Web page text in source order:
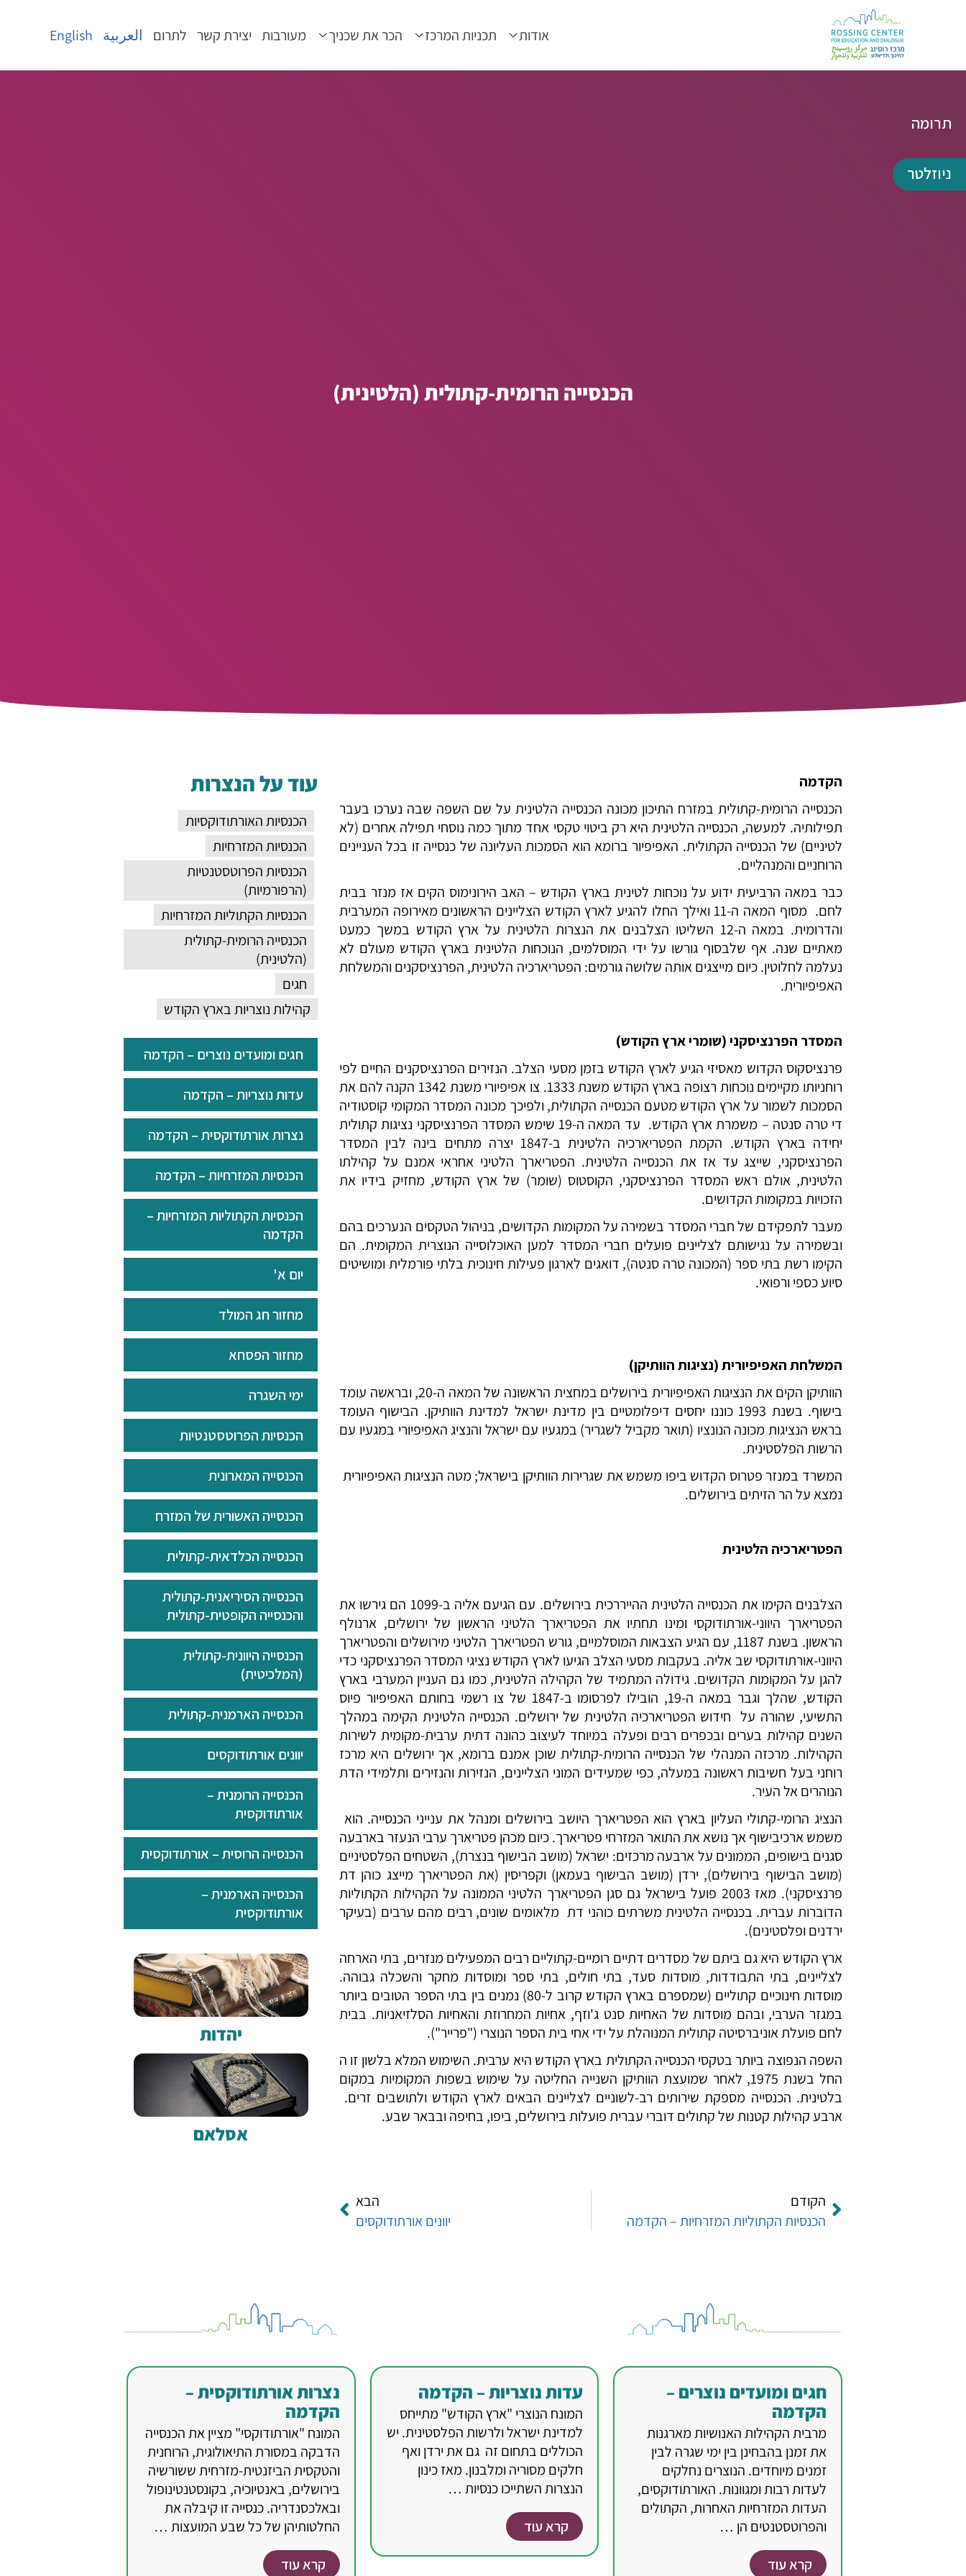
אודות תכניות המרכז הכר את שכניך מעורבות יצירת קשר לתרום العربية English
הכנסייה הרומית-קתולית (הלטינית)
הקדמה
הכנסייה הרומית-קתולית במזרח התיכון מכונה הכנסייה הלטינית על שם השפה שבה נערכו בעבר
תפילותיה. למעשה, הכנסייה הלטינית היא רק ביטוי טקסי אחד מתוך כמה נוסחי תפילה אחרים (לא
לטיניים) של הכנסייה הקתולית. האפיפיור ברומא הוא הסמכות העליונה של כנסייה זו בכל העניינים
הרוחניים והמנהליים.
כבר במאה הרביעית ידוע על נוכחות לטינית בארץ הקודש – האב הירונימוס הקים אז מנזר בבית
לחם. מסוף המאה ה-11 ואילך החלו להגיע לארץ הקודש הצליינים הראשונים מאירופה המערבית
והדרומית. במאה ה-12 השליטו הצלבנים את הנצרות הלטינית על ארץ הקודש במשך כמעט
מאתיים שנה. אף שלבסוף גורשו על ידי המוסלמים, הנוכחות הלטינית בארץ הקודש מעולם לא
נעלמה לחלוטין. כיום מייצגים אותה שלושה גורמים: הפטריארכיה הלטינית, הפרנציסקנים והמשלחת
האפיפיורית.
המסדר הפרנציסקני (שומרי ארץ הקודש)
פרנציסקוס הקדוש מאסיזי הגיע לארץ הקודש בזמן מסעי הצלב. הנזירים הפרנציסקנים החיים לפי
רוחניותו מקיימים נוכחות רצופה בארץ הקודש משנת 1333. צו אפיפיורי משנת 1342 הקנה להם את
הסמכות לשמור על ארץ הקודש מטעם הכנסייה הקתולית, ולפיכך מכונה המסדר המקומי קוסטודיה
די טרה סנטה – משמרת ארץ הקודש. עד המאה ה-19 שימש המסדר הפרנציסקני נציגות קתולית
יחידה בארץ הקודש. הקמת הפטריארכיה הלטינית ב-1847 יצרה מתחים בינה לבין המסדר
הפרנציסקני, שייצג עד אז את הכנסייה הלטינית. הפטריארך הלטיני אחראי אמנם על קהילתו
הלטינית, אולם ראש המסדר הפרנציסקני, הקוסטוס (שומר) של ארץ הקודש, מחזיק בידיו את
הזכויות במקומות הקדושים.
מעבר לתפקידם של חברי המסדר בשמירה על המקומות הקדושים, בניהול הטקסים הנערכים בהם
ובשמירה על נגישותם לצליינים פועלים חברי המסדר למען האוכלוסייה הנוצרית המקומית. הם
הקימו רשת בתי ספר (המכונה טרה סנטה), דואגים לארגון פעילות חינוכית בלתי פורמלית ומושיטים
סיוע כספי ורפואי.
המשלחת האפיפיורית (נציגות הוותיקן)
הוותיקן הקים את הנציגות האפיפיורית בירושלים במחצית הראשונה של המאה ה-20, ובראשה עומד
בישוף. בשנת 1993 כוננו יחסים דיפלומטיים בין מדינת ישראל למדינת הוותיקן. הבישוף העומד
בראש הנציגות מכונה הנונציו (תואר מקביל לשגריר) במגעיו עם ישראל והנציג האפיפיורי במגעיו עם
הרשות הפלסטינית.
המשרד במנזר פטרוס הקדוש ביפו משמש את שגרירות הוותיקן בישראל; מטה הנציגות האפיפיורית
נמצא על הר הזיתים בירושלים.
הפטריארכיה הלטינית
הצלבנים הקימו את הכנסייה הלטינית ההייררכית בירושלים. עם הגיעם אליה ב-1099 הם גירשו את
הפטריארך היווני-אורתודוקסי ומינו תחתיו את הפטריארך הלטיני הראשון של ירושלים, ארנולף
הראשון. בשנת 1187, עם הגיע הצבאות המוסלמיים, גורש הפטריארך הלטיני מירושלים והפטריארך
היווני-אורתודוקסי שב אליה. בעקבות מסעי הצלב הגיעו לארץ הקודש נציגי המסדר הפרנציסקני כדי
להגן על המקומות הקדושים. גידולה המתמיד של הקהילה הלטינית, כמו גם העניין המערבי בארץ
הקודש, שהלך וגבר במאה ה-19, הובילו לפרסומו ב-1847 של צו רשמי בחותם האפיפיור פיוס
התשיעי, שהורה על חידוש הפטריארכיה הלטינית של ירושלים. הכנסייה הלטינית הקימה במהלך
השנים קהילות בערים ובכפרים רבים ופעלה במיוחד לעיצוב כהונה דתית ערבית-מקומית לשירות
הקהילות. מרכזה המנהלי של הכנסייה הרומית-קתולית שוכן אמנם ברומא, אך ירושלים היא מרכז
רוחני בעל חשיבות ראשונה במעלה, כפי שמעידים המוני הצליינים, הנזירות והנזירים ותלמידי הדת
הנוהרים אל העיר.
הנציג הרומי-קתולי העליון בארץ הוא הפטריארך היושב בירושלים ומנהל את ענייני הכנסייה. הוא
משמש ארכיבישוף אך נושא את התואר המזרחי פטריארך. כיום מכהן פטריארך ערבי הנעזר בארבעה
סגנים בישופים, הממונים על ארבעה מרכזים: ישראל (מושב הבישוף בנצרת), השטחים הפלסטיניים
(מושב הבישוף בירושלים), ירדן (מושב הבישוף בעמאן) וקפריסין (את הפטריארך מייצג כוהן דת
פרנציסקני). מאז 2003 פועל בישראל גם סגן הפטריארך הלטיני הממונה על הקהילות הקתוליות
הדוברות עברית. בכנסייה הלטינית משרתים כוהני דת מלאומים שונים, רבים מהם ערבים (בעיקר
ירדנים ופלסטינים).
ארץ הקודש היא גם ביתם של מסדרים דתיים רומיים-קתוליים רבים המפעילים מנזרים, בתי הארחה
לצליינים, בתי התבודדות, מוסדות סעד, בתי חולים, בתי ספר ומוסדות מחקר והשכלה גבוהה.
מוסדות חינוכיים קתוליים (שמספרם בארץ הקודש קרוב ל-80) נמנים בין בתי הספר הטובים ביותר
במגזר הערבי, ובהם מוסדות של האחיות סנט ג'וזף, אחיות המחרוזת והאחיות הסלזיאניות. בבית
לחם פועלת אוניברסיטה קתולית המנוהלת על ידי אחי בית הספר הנוצרי ("פרייר").
השפה הנפוצה ביותר בטקסי הכנסייה הקתולית בארץ הקודש היא ערבית. השימוש המלא בלשון זו ה
החל בשנת 1975, לאחר שמועצת הוותיקן השנייה החליטה על שימוש בשפות המקומיות במקום
בלטינית. הכנסייה מספקת שירותים רב-לשוניים לצליינים הבאים לארץ הקודש ולתושבים זרים.
ארבע קהילות קטנות של קתולים דוברי עברית פועלות בירושלים, ביפו, בחיפה ובבאר שבע.
הקודם
הכנסיות הקתוליות המזרחיות – הקדמה
הבא
יוונים אורתודוקסים
עוד על הנצרות
הכנסיות האורתודוקסיות
הכנסיות המזרחיות
הכנסיות הפרוטסטנטיות
(הרפורמיות)
הכנסיות הקתוליות המזרחיות
הכנסייה הרומית-קתולית
(הלטינית)
חגים
קהילות נוצריות בארץ הקודש
חגים ומועדים נוצרים – הקדמה
עדות נוצריות – הקדמה
נצרות אורתודוקסית – הקדמה
הכנסיות המזרחיות – הקדמה
הכנסיות הקתוליות המזרחיות –
הקדמה
יום א'
מחזור חג המולד
מחזור הפסחא
ימי השגרה
הכנסיות הפרוטסטנטיות
הכנסייה המארונית
הכנסייה האשורית של המזרח
הכנסייה הכלדאית-קתולית
הכנסייה הסיריאנית-קתולית
והכנסייה הקופטית-קתולית
הכנסייה היוונית-קתולית
(המלכיטית)
הכנסייה הארמנית-קתולית
יוונים אורתודוקסים
הכנסייה הרומנית –
אורתודוקסית
הכנסייה הרוסית – אורתודוקסית
הכנסייה הארמנית –
אורתודוקסית
יהדות
אסלאם
חגים ומועדים נוצרים –
הקדמה
מרבית הקהילות האנושיות מארגנות
את זמנן בהבחינן בין ימי שגרה לבין
זמנים מיוחדים. הנוצרים נחלקים
לעדות רבות ומגוונות. האורתודוקסים,
העדות המזרחיות האחרות, הקתולים
והפרוטסטנטים הן …
קרא עוד
עדות נוצריות – הקדמה
המונח הנוצרי "ארץ הקודש" מתייחס
למדינת ישראל ולרשות הפלסטינית. יש
הכוללים בתחום זה גם את ירדן ואף
חלקים מסוריה ומלבנון. מאז כינון
הנצרות השתייכו כנסיות …
קרא עוד
נצרות אורתודוקסית –
הקדמה
המונח "אורתודוקסי" מציין את הכנסייה
הדבקה במסורת התיאולוגית, הרוחנית
והטקסית הביזנטית-מזרחית ששורשיה
בירושלים, באנטיוכיה, בקונסטנטינופול
ובאלכסנדריה. כנסייה זו קיבלה את
החלטותיהן של כל שבע המועצות …
קרא עוד
תרומה
ניוזלטר